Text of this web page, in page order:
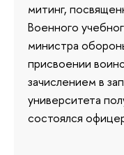
митинг,
Военного
министра
присвоении
зачислением в
университета
состоялся